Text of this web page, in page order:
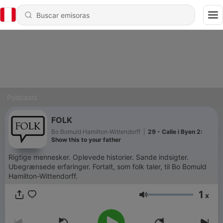
FOLK
Bo Bomuld Hamilton-Wittendorff
29 - Calle i Byen 2:
Show this to your father
Rigtige mennesker. Oplevede historier. Sande indsigter.
Ubegrænsede erfaringer. Fortalt, som folk taler, til Bo Bomuld
Hamilton-Wittendorff.
Volumen 1 x